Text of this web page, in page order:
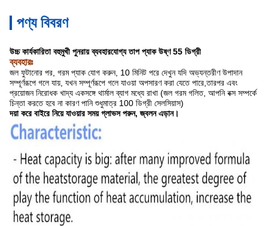
পণ্য বিবরণ
উচ্চ কার্যকারিতা বহুমুখী পুনরায় ব্যবহারযোগ্য তাপ প্যাক উষ্ণ 55 ডিগ্রী
ব্যবহারঃ
জল ফুটানোর পর, গরম প্যাক যোগ করুন, 10 মিনিট পরে দেখুন যদি অভ্যন্তরীণ উপাদান
সম্পূর্ণরূপে গলে যায়, যখন সম্পূর্ণরূপে গলে যাওয়া অপসারণ করা যেতে পারে,তারপর এবং
প্রয়োজন নিরোধক খাদ্য একসঙ্গে থার্মাল ব্যাগ মধ্যে রাখা (জল গরম গলিত, আপনি বক্স সম্পর্কে
চিন্তা করতে হবে না কারণ পানি শুধুমাত্র 100 ডিগ্রী সেলসিয়াস)
দয়া করে বাইরে নিয়ে যাওয়ার সময় গ্লাভস পরুন, জ্বলন এড়ান।